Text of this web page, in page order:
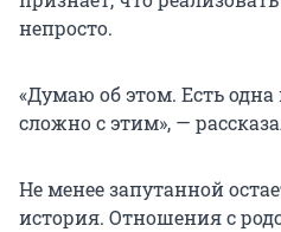
непросто.
«Думаю об этом. Есть
сложно с этим», —
Не менее запутанной
история. Отношения с